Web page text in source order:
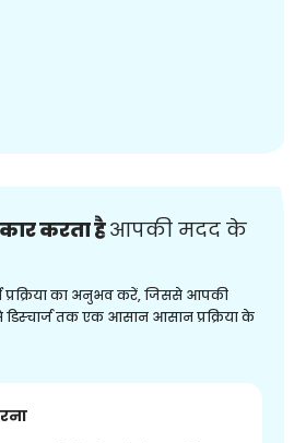
करता हैआपकी मदद के
का अनुभव करें, जिससे आपकी
डिस्चार्ज तक एक आसान आसान प्रक्रिया के